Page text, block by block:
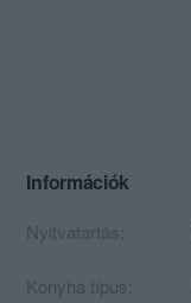
Információk
Nyitvatartás:
Konyha típus: